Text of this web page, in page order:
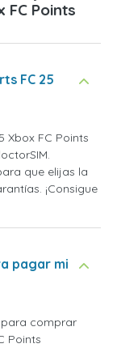
FC Points
FC 25
Xbox FC Points
que elijas la
¡Consigue
pagar mi
para comprar
Points